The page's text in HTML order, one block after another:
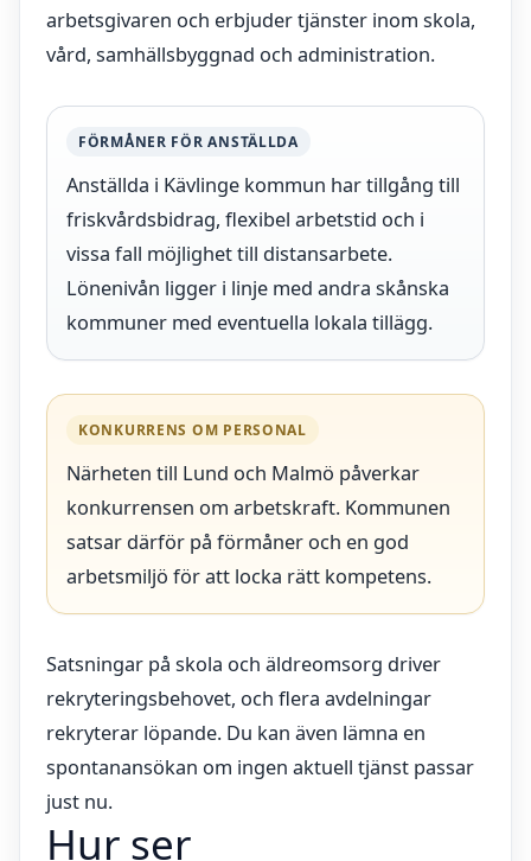
arbetsgivaren och erbjuder tjänster inom skola,
vård, samhällsbyggnad och administration.
FÖRMÅNER FÖR ANSTÄLLDA
Anställda i Kävlinge kommun har tillgång till
friskvårdsbidrag, flexibel arbetstid och i
vissa fall möjlighet till distansarbete.
Lönenivån ligger i linje med andra skånska
kommuner med eventuella lokala tillägg.
KONKURRENS OM PERSONAL
Närheten till Lund och Malmö påverkar
konkurrensen om arbetskraft. Kommunen
satsar därför på förmåner och en god
arbetsmiljö för att locka rätt kompetens.
Satsningar på skola och äldreomsorg driver
rekryteringsbehovet, och flera avdelningar
rekryterar löpande. Du kan även lämna en
spontanansökan om ingen aktuell tjänst passar
just nu.
Hur ser